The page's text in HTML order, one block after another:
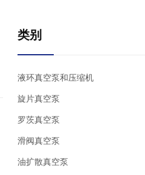
类别
液环真空泵和压缩机
旋片真空泵
罗茨真空泵
滑阀真空泵
油扩散真空泵